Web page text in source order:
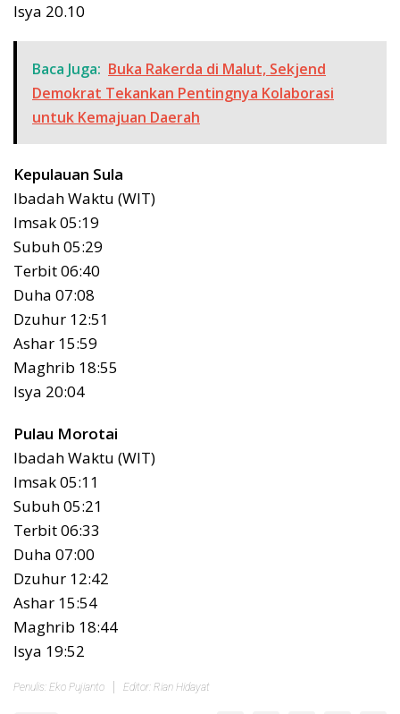
Isya 20.10
Baca Juga: Buka Rakerda di Malut, Sekjend
Demokrat Tekankan Pentingnya Kolaborasi
untuk Kemajuan Daerah
Kepulauan Sula
Ibadah Waktu (WIT)
Imsak 05:19
Subuh 05:29
Terbit 06:40
Duha 07:08
Dzuhur 12:51
Ashar 15:59
Maghrib 18:55
Isya 20:04
Pulau Morotai
Ibadah Waktu (WIT)
Imsak 05:11
Subuh 05:21
Terbit 06:33
Duha 07:00
Dzuhur 12:42
Ashar 15:54
Maghrib 18:44
Isya 19:52
Penulis: Eko Pujianto Editor: Rian Hidayat